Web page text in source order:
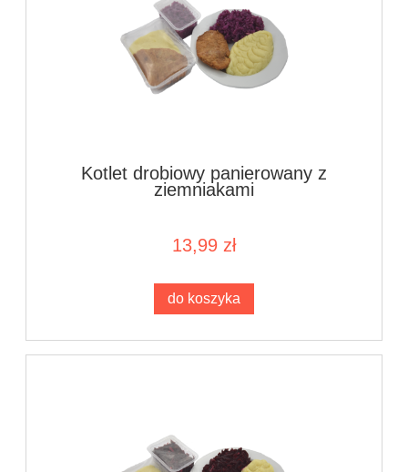
Kotlet drobiowy panierowany z
ziemniakami
13,99 zł
do koszyka